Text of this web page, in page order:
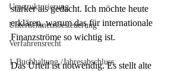
Umstrukturierung
Unternehmensbesteuerung
Verfahrensrecht
1-Buchhaltung /Jahresabschluss
stärker als gedacht. Ich möchte heute
erklären, warum das für internationale
Finanzströme so wichtig ist.
Das Urteil ist notwendig. Es stellt alte